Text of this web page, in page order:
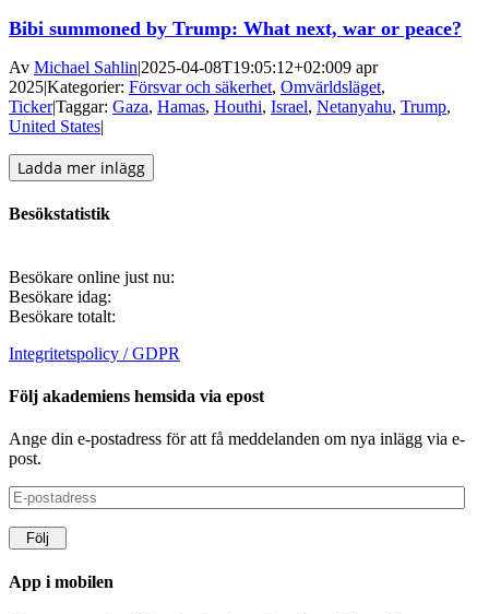
Bibi summoned by Trump: What next, war or peace?
Av Michael Sahlin|2025-04-08T19:05:12+02:009 apr
2025|Kategorier: Försvar och säkerhet, Omvärldsläget,
Ticker|Taggar: Gaza, Hamas, Houthi, Israel, Netanyahu, Trump,
United States|
Ladda mer inlägg
Besökstatistik
Besökare online just nu:
Besökare idag:
Besökare totalt:
Integritetspolicy / GDPR
Följ akademiens hemsida via epost
Ange din e-postadress för att få meddelanden om nya inlägg via e-
post.
E-
postadress
Följ
App i mobilen